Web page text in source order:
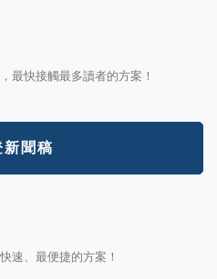
最快接觸最多讀者的方案！
聞稿
速、最便捷的方案！